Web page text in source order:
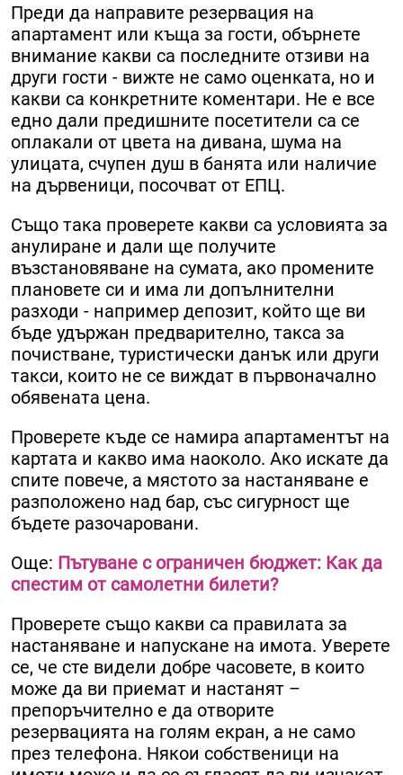
Преди да направите резервация на
апартамент или къща за гости, обърнете
внимание какви са последните отзиви на
други гости - вижте не само оценката, но и
какви са конкретните коментари. Не е все
едно дали предишните посетители са се
оплакали от цвета на дивана, шума на
улицата, счупен душ в банята или наличие
на дървеници, посочват от ЕПЦ.
Също така проверете какви са условията за
анулиране и дали ще получите
възстановяване на сумата, ако промените
плановете си и има ли допълнителни
разходи - например депозит, който ще ви
бъде удържан предварително, такса за
почистване, туристически данък или други
такси, които не се виждат в първоначално
обявената цена.
Проверете къде се намира апартаментът на
картата и какво има наоколо. Ако искате да
спите повече, а мястото за настаняване е
разположено над бар, със сигурност ще
бъдете разочаровани.
Още: Пътуване с ограничен бюджет: Как да
спестим от самолетни билети?
Проверете също какви са правилата за
настаняване и напускане на имота. Уверете
се, че сте видели добре часовете, в които
може да ви приемат и настанят –
препоръчително е да отворите
резервацията на голям екран, а не само
през телефона. Някои собственици на